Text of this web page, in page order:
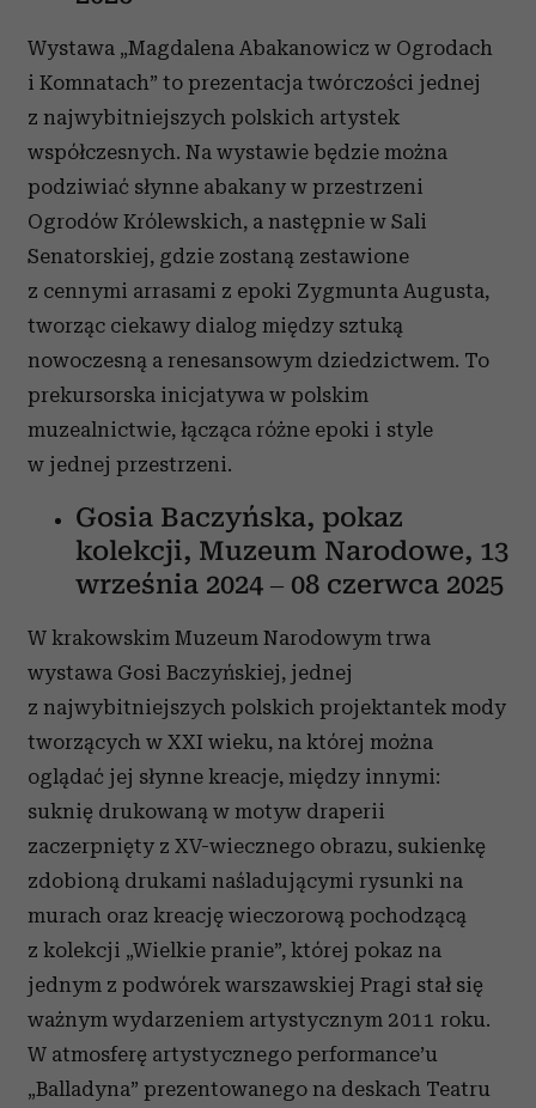
Wystawa „Magdalena Abakanowicz w Ogrodach
i Komnatach” to prezentacja twórczości jednej
z najwybitniejszych polskich artystek
współczesnych. Na wystawie będzie można
podziwiać słynne abakany w przestrzeni
Ogrodów Królewskich, a następnie w Sali
Senatorskiej, gdzie zostaną zestawione
z cennymi arrasami z epoki Zygmunta Augusta,
tworząc ciekawy dialog między sztuką
nowoczesną a renesansowym dziedzictwem. To
prekursorska inicjatywa w polskim
muzealnictwie, łącząca różne epoki i style
w jednej przestrzeni.
Gosia Baczyńska, pokaz
kolekcji, Muzeum Narodowe, 13
września 2024 – 08 czerwca 2025
W krakowskim Muzeum Narodowym trwa
wystawa Gosi Baczyńskiej, jednej
z najwybitniejszych polskich projektantek mody
tworzących w XXI wieku, na której można
oglądać jej słynne kreacje, między innymi:
suknię drukowaną w motyw draperii
zaczerpnięty z XV-wiecznego obrazu, sukienkę
zdobioną drukami naśladującymi rysunki na
murach oraz kreację wieczorową pochodzącą
z kolekcji „Wielkie pranie”, której pokaz na
jednym z podwórek warszawskiej Pragi stał się
ważnym wydarzeniem artystycznym 2011 roku.
W atmosferę artystycznego performance’u
„Balladyna” prezentowanego na deskach Teatru